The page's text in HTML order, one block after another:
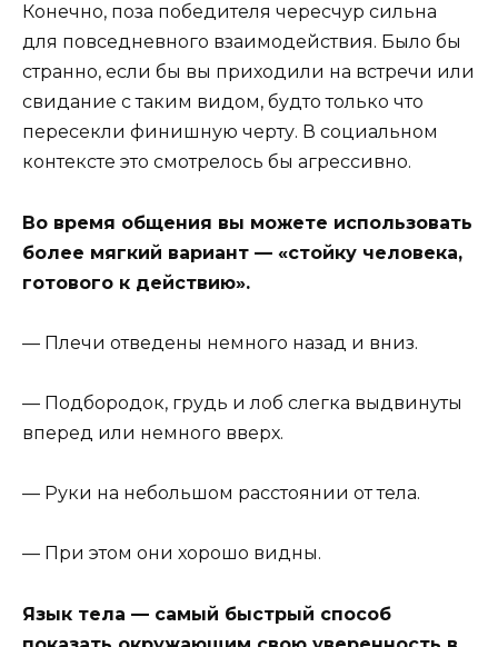
Конечно, поза победителя чересчур сильна
для повседневного взаимодействия. Было бы
странно, если бы вы приходили на встречи или
свидание с таким видом, будто только что
пересекли финишную черту. В социальном
контексте это смотрелось бы агрессивно.
Во время общения вы можете использовать
более мягкий вариант — «стойку человека,
готового к действию».
— Плечи отведены немного назад и вниз.
— Подбородок, грудь и лоб слегка выдвинуты
вперед или немного вверх.
— Руки на небольшом расстоянии от тела.
— При этом они хорошо видны.
Язык тела — самый быстрый способ